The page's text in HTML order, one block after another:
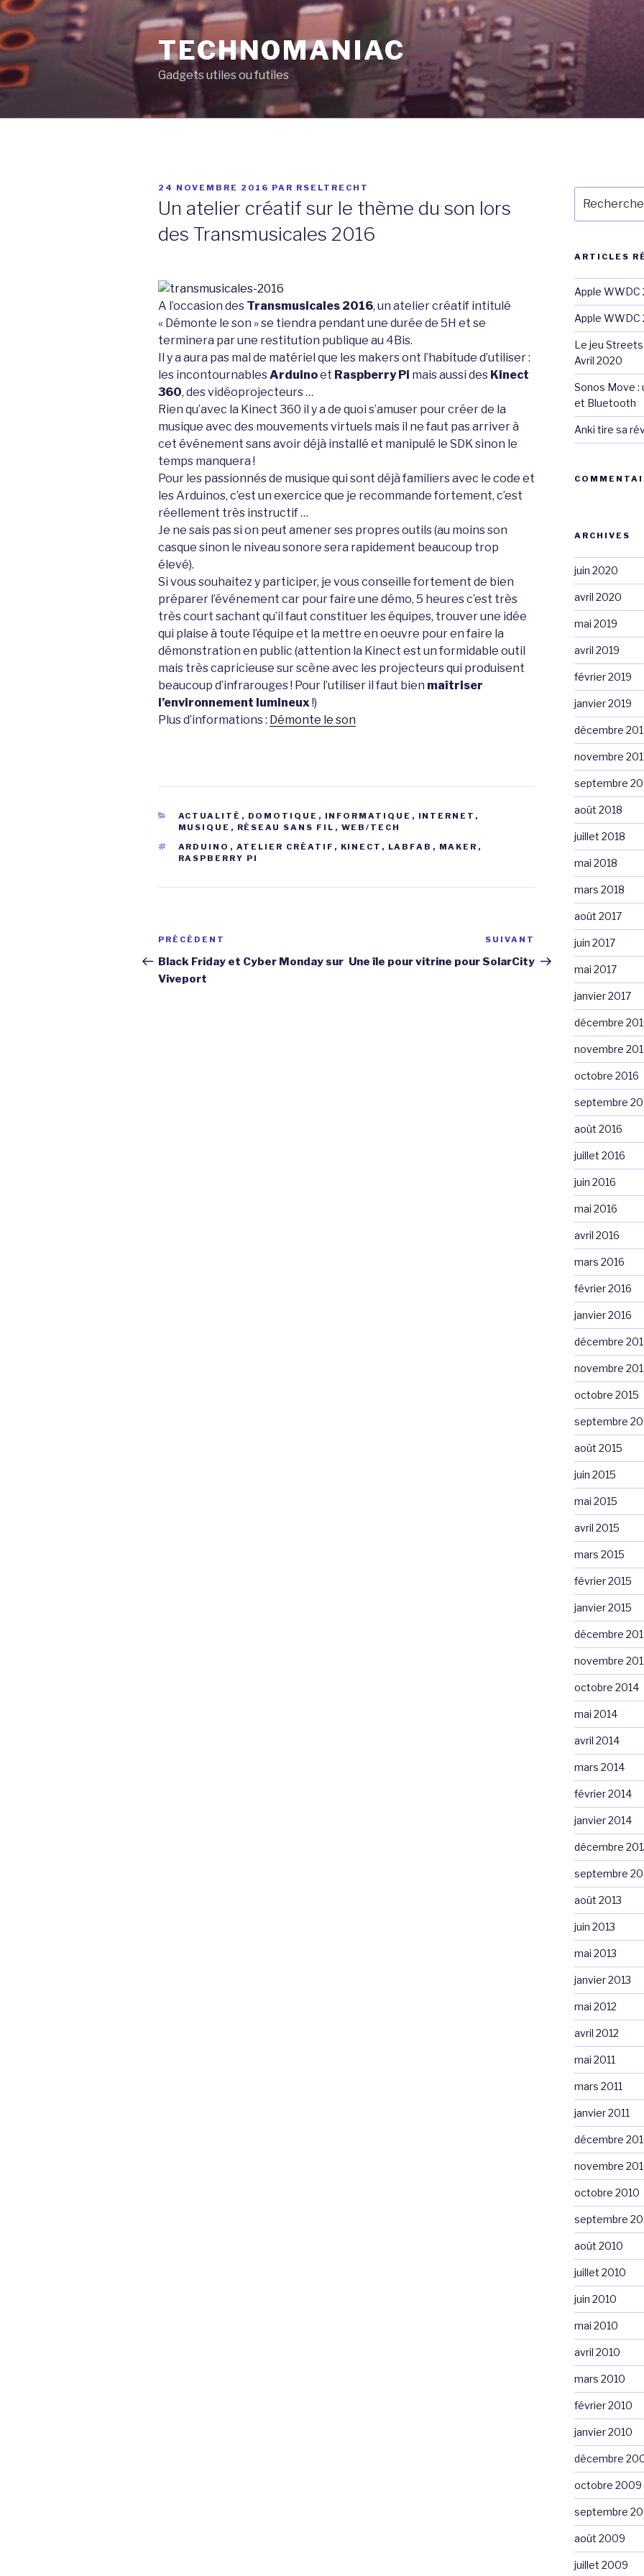
Aller
au
contenu
principal
TECHNOMANIAC
Gadgets utiles ou futiles
PUBLIÉ
24 NOVEMBRE 2016 PAR RSELTRECHT
Un atelier créatif sur le thème du son lors
des Transmusicales 2016
A l’occasion des Transmusicales 2016, un atelier créatif intitulé
« Démonte le son » se tiendra pendant une durée de 5H et se
terminera par une restitution publique au 4Bis.
Il y a aura pas mal de matériel que les makers ont l’habitude d’utiliser :
les incontournablesArduinoet Raspberry Pi mais aussi des Kinect
360, des vidéoprojecteurs …
Rien qu’avec la Kinect 360 il y a de quoi s’amuser pour créer de la
musique avec des mouvements virtuels mais il ne faut pas arriver à
cet événement sans avoir déjà installé et manipulé le SDK sinon le
temps manquera !
Pour les passionnés de musique qui sont déjà familiers avec le code et
les Arduinos, c’est un exercice que je recommande fortement, c’est
réellement très instructif …
Je ne sais pas si on peut amener ses propres outils (au moins son
casque sinon le niveau sonore sera rapidement beaucoup trop
élevé).
Si vous souhaitez y participer, je vous conseille fortement de bien
préparer l’événement car pour faire une démo, 5 heures c’est très
très court sachant qu’il faut constituer les équipes, trouver une idée
qui plaise à toute l’équipe et la mettre en oeuvre pour en faire la
démonstration en public (attention la Kinect est un formidable outil
mais très capricieuse sur scène avec les projecteurs qui produisent
beaucoup d’infrarouges ! Pour l’utiliser il faut bien maîtriser
l’environnement lumineux!)
Plus d’informations : Démonte le son
CATÉGORIES
ACTUALITÉ , DOMOTIQUE , INFORMATIQUE , INTERNET ,
MUSIQUE , RÉSEAU SANS FIL , WEB/TECH
ÉTIQUETTES
ARDUINO , ATELIER CRÉATIF , KINECT , LABFAB , MAKER ,
RASPBERRY PI
Navigation
de
l’article
Article
précédent
PRÉCÉDENT
Black Friday et Cyber Monday sur
Viveport
Article
suivant
SUIVANT
Une île pour vitrine pour SolarCity
pour
:
ARTICLES
Apple WWDC
Apple WWDC
Le jeu
Avril 2020
Sonos Move :
et Bluetooth
Anki tire sa
ARCHIVES
juin 2020
avril 2020
mai 2019
avril 2019
février 2019
janvier 2019
décembre
novembre
septembre
août 2018
juillet 2018
mai 2018
mars 2018
août 2017
juin 2017
mai 2017
janvier 2017
décembre
novembre
octobre 2016
septembre
août 2016
juillet 2016
juin 2016
mai 2016
avril 2016
mars 2016
février 2016
janvier 2016
décembre
novembre
octobre 2015
septembre
août 2015
juin 2015
mai 2015
avril 2015
mars 2015
février 2015
janvier 2015
décembre
novembre
octobre 2014
mai 2014
avril 2014
mars 2014
février 2014
janvier 2014
décembre
septembre
août 2013
juin 2013
mai 2013
janvier 2013
mai 2012
avril 2012
mai 2011
mars 2011
janvier 2011
décembre
novembre
octobre 2010
septembre
août 2010
juillet 2010
juin 2010
mai 2010
avril 2010
mars 2010
février 2010
janvier 2010
décembre
octobre 2009
septembre
août 2009
juillet 2009